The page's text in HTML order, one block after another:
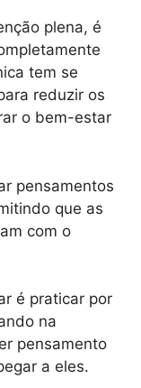
plena, é
tem se
reduzir os
o bem-estar
pensamentos
que as
com o
é praticar por
na
pensamento
a eles.